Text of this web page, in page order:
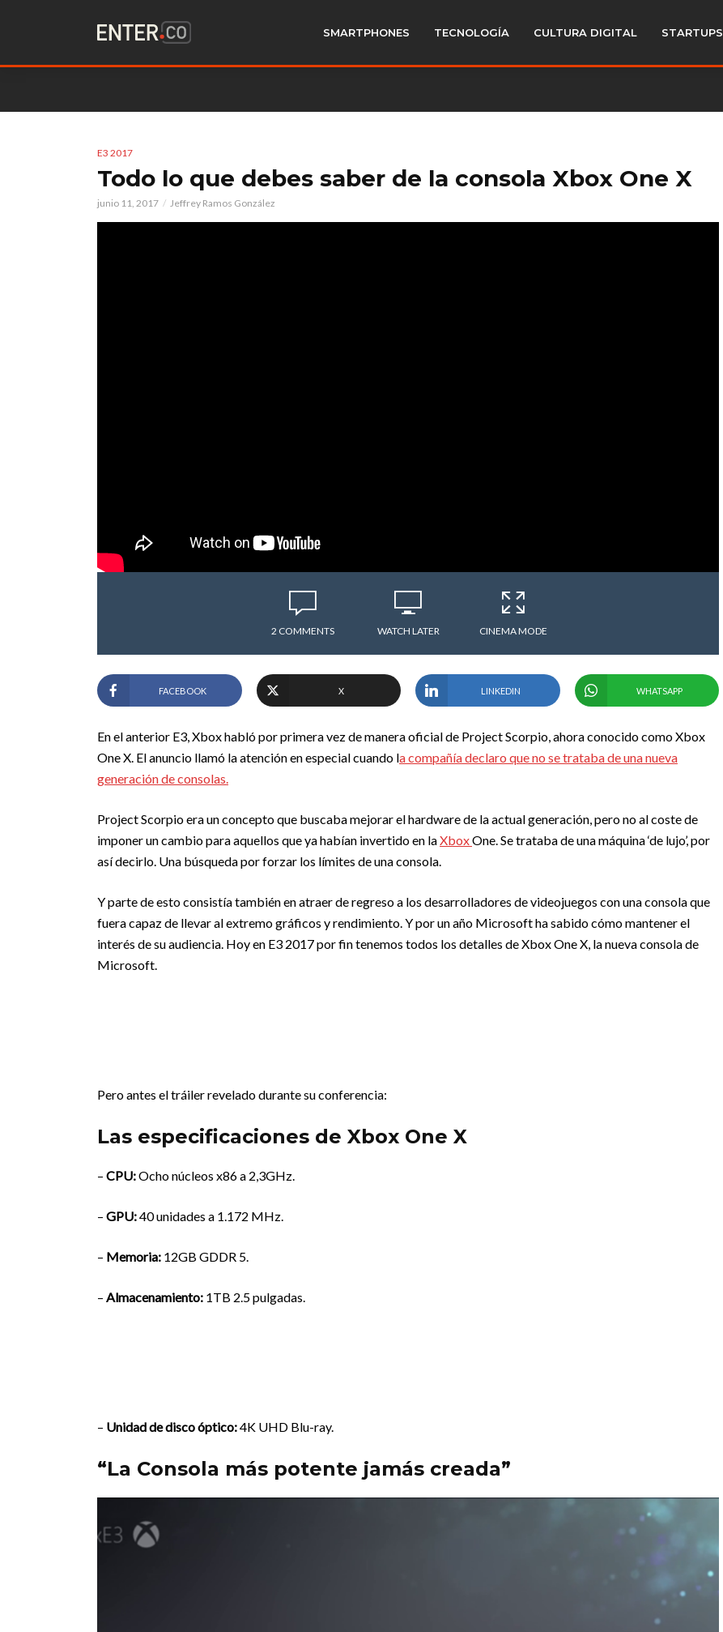
SMARTPHONES TECNOLOGÍA CULTURA DIGITAL STARTUPS
E3 2017
Todo lo que debes saber de la consola Xbox One X
junio 11, 2017 Jeffrey Ramos González
2 COMMENTS WATCH LATER CINEMA MODE
FACEBOOK X LINKEDIN WHATSAPP
En el anterior E3, Xbox habló por primera vez de manera oficial de Project Scorpio, ahora conocido como Xbox
One X. El anuncio llamó la atención en especial cuando la compañía declaro que no se trataba de una nueva
generación de consolas.
Project Scorpio era un concepto que buscaba mejorar el hardware de la actual generación, pero no al coste de
imponer un cambio para aquellos que ya habían invertido en laXboxOne. Se trataba de una máquina ‘de lujo’, por
así decirlo. Una búsqueda por forzar los límites de una consola.
Y parte de esto consistía también en atraer de regreso a los desarrolladores de videojuegos con una consola que
fuera capaz de llevar al extremo gráficos y rendimiento. Y por un año Microsoft ha sabido cómo mantener el
interés de su audiencia. Hoy en E3 2017 por fin tenemos todos los detalles de Xbox One X, la nueva consola de
Microsoft.
Pero antes el tráiler revelado durante su conferencia:
Las especificaciones de Xbox One X
– CPU:Ocho núcleos x86 a 2,3GHz.
– GPU:40 unidades a 1.172 MHz.
– Memoria: 12GB GDDR 5.
– Almacenamiento: 1TB 2.5 pulgadas.
– Unidad de disco óptico:4K UHD Blu-ray.
“La Consola más potente jamás creada”